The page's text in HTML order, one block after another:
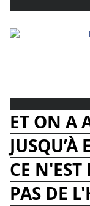
ET ON A
JUSQU’À
CE
PAS DE